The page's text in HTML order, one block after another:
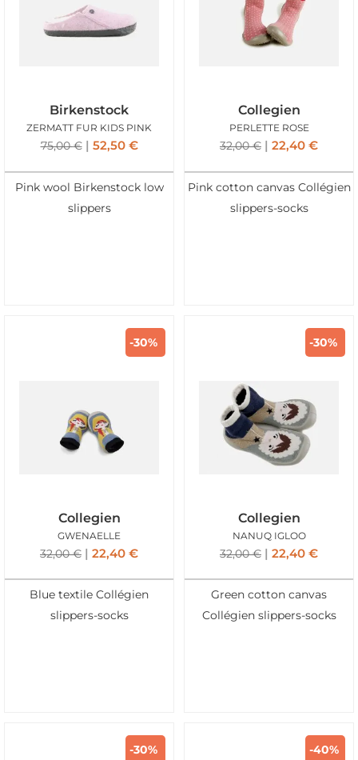
Birkenstock
ZERMATT FUR KIDS PINK
75,00€ 52,50 €
Pink wool Birkenstock low
slippers
Collegien
PERLETTE ROSE
32,00€ 22,40 €
Pink cotton canvas Collégien
slippers-socks
-30%
Collegien
GWENAELLE
32,00€ 22,40 €
Blue textile Collégien
slippers-socks
-30%
Collegien
NANUQ IGLOO
32,00€ 22,40 €
Green cotton canvas
Collégien slippers-socks
-30% -40%